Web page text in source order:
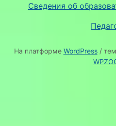
Сведения об
На платформе WordPress/